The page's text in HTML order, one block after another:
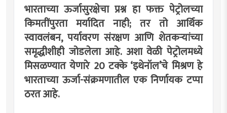
भारताच्या ऊर्जासुरक्षेचा प्रश्न हा फक्त पेट्रोलच्या
किमतींपुरता मर्यादित नाही; तर तो आर्थिक
स्वावलंबन, पर्यावरण संरक्षण आणि शेतकऱ्यांच्या
समृद्धीशीही जोडलेला आहे. अशा वेळी पेट्रोलमध्ये
मिसळण्यात येणारे 20 टक्के ‌‘इथेनॉल‌’चे मिश्रण हे
भारताच्या ऊर्जा-संक्रमणातील एक निर्णायक टप्पा
ठरत आहे.